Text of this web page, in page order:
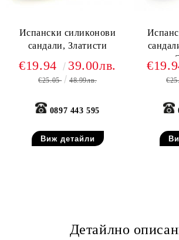
Испански силиконови
сандали, Златисти
€19.94 39.00лв.
€25.05 48.99лв.
0897 443 595
Виж детайли
Детайлно